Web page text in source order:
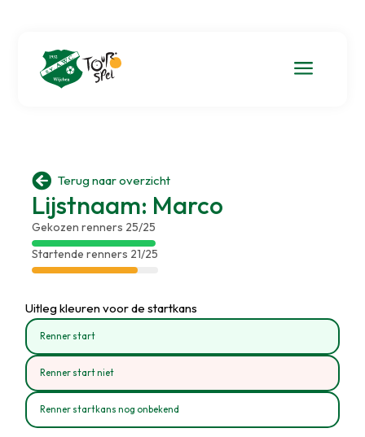
a
 Terug naar overzicht
Lijstnaam: Marco
Gekozen renners 25/25
Startende renners 21/25
Uitleg kleuren voor de startkans
Renner start
Renner start niet
Renner startkans nog onbekend